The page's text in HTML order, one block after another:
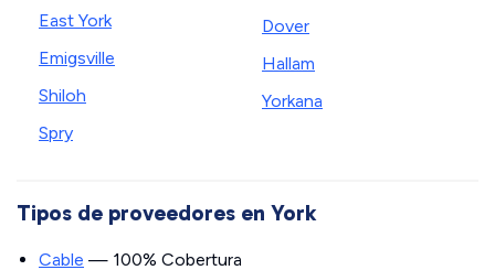
East York
Emigsville
Shiloh
Spry
Dover
Hallam
Yorkana
Tipos de proveedores en York
Cable — 100% Cobertura